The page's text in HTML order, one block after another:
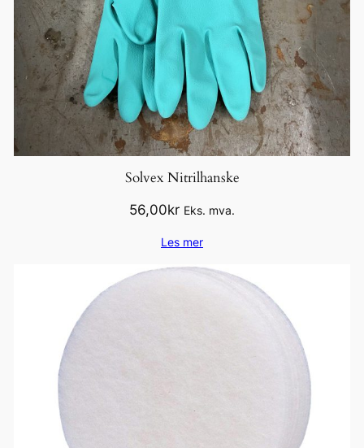
Solvex Nitrilhanske
56,00kr Eks. mva.
Les mer